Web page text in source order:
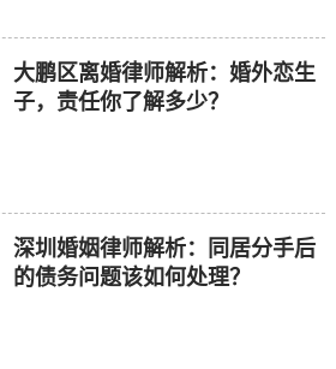
大鹏区离婚律师解析：婚外恋生
子，责任你了解多少？
深圳婚姻律师解析：同居分手后
的债务问题该如何处理？